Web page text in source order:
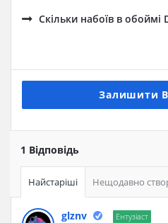
Скільки набоїв в обоймі
Залишити
1 Відповідь
Найстаріші Нещодавно
glznv
Ентузіаст